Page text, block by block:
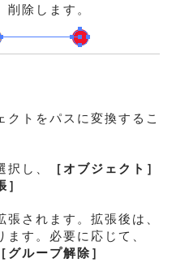
削除します。
トをパスに変換するこ
し、
［オブジェクト］
］
されます。拡張後は、
す。必要に応じて、
［グループ解除］